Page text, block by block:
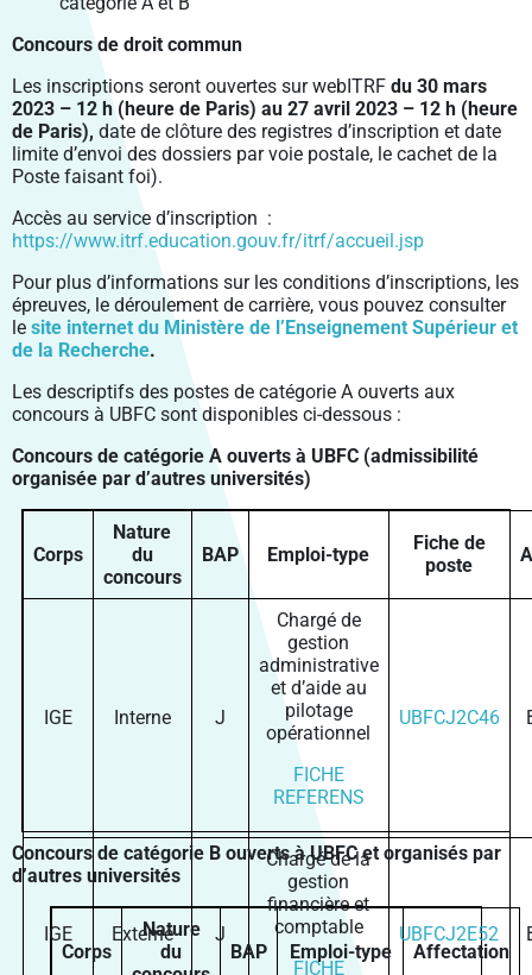
RECRUTEMENT DES ÉTABLISSEMENTS MEMBRES
PROJETS INTÉGRÉS
FELLOWS
MASTERS ISITE-BFC
COLLOQUE SCIENTIFIQUE ISITE-BFC
PÔLE SHS
PÔLE DGEP
PÔLE SV2TEA
POLYTECHNICUM
LABEX LIPSTIC
NCU RITM–BFC
PLATEFORME SMARTLIGHT
CALHIPSO
HARMI
PROSPECTIVES
PROJETS EUROPÉENS
PROJETS FEDER
SANTÉ PUBLIQUE BFC
PRODUCTIONS
CHARTE DE SIGNATURE SCIENTIFIQUE
PUBLICATIONS SCIENTIFIQUES
PRIX ET DISTINCTIONS
SCIENCE OUVERTE
OUVERTURE DES DONNÉES DE LA RECHERCHE :
DAT@UBFC
SCIENCE AVEC ET POUR LA SOCIÉTÉ
VALORISATION
PORTRAITS DE CHERCHEURS
ENVIRONNEMENTS-SANTÉ
CARNOT-PASTEUR
SCIENCES POUR L’INGÉNIEUR ET MICROTECHNIQUES
DROIT, GESTION, SCIENCES ÉCONOMIQUES ET POLITIQUES
LETTRES, COMMUNICATION, LANGUES, ART
SOCIÉTÉS, ESPACE, PRATIQUES, TEMPS
FORMATION CONTINUE
ENTREPRENEURIAT
ENTREPRENEURIAT ÉTUDIANT : PEPITE-BFC
ENTREPRENEURIAT ET DOCTORAT
INSERTION PROFESSIONNELLE
DOCTORAT ET CARRIÈRE PROFESSIONNELLE
RÉSEAU UBFC ALUMNI
CROUS BOURGOGNE – FRANCHE-COMTÉ
SIGNALER UNE SITUATION D’URGENCE
CONSTRUIRE LA VIE ÉTUDIANTE 2024-2029
VENIR À UBFC
PARTIR À L’ÉTRANGER
CONTACTS
Concours de droit commun
Les inscriptions seront ouvertes sur webITRF du 30 mars
2023 – 12 h (heure de Paris) au 27 avril 2023 – 12 h (heure
de Paris), date de clôture des registres d’inscription et date
limite d’envoi des dossiers par voie postale, le cachet de la
Poste faisant foi).
Accès au service d’inscription :
https://www.itrf.education.gouv.fr/itrf/accueil.jsp
Pour plus d’informations sur les conditions d’inscriptions, les
épreuves, le déroulement de carrière, vous pouvez consulter
le site internet du Ministère de l’Enseignement Supérieur et
de la Recherche.
Les descriptifs des postes de catégorie A ouverts aux
concours à UBFC sont disponibles ci-dessous :
Concours de catégorie A ouverts à UBFC (admissibilité
organisée par d’autres universités)
Corps
Nature
du
concours
BAP Emploi-type
Fiche de
poste
IGE Interne J
Chargé de
gestion
administrative
et d’aide au
pilotage
opérationnel
FICHE
REFERENS
UBFCJ2C46
IGE Externe J
Chargé de la
gestion
financière et
comptable
FICHE
UBFCJ2E52
Concours de catégorie B ouverts à UBFC et organisés par
d’autres universités
Corps
Nature
du
BAP Emploi-type Affectation